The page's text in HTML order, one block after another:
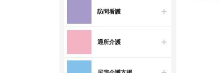
訪問看護
通所介護